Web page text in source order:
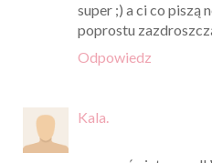
super ;) a ci co piszą
poprostu
Odpowiedz
Kala.